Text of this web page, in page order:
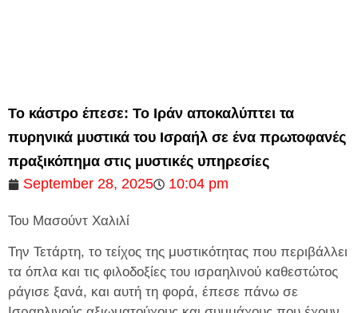
Το κάστρο έπεσε: Το Ιράν αποκαλύπτει τα
πυρηνικά μυστικά του Ισραήλ σε ένα πρωτοφανές
πραξικόπημα στις μυστικές υπηρεσίες
September 28, 2025
10:04 pm
Του Μασούντ Χαλιλί
Την Τετάρτη, το τείχος της μυστικότητας που περιβάλλει
τα όπλα και τις φιλοδοξίες του ισραηλινού καθεστώτος
ράγισε ξανά, και αυτή τη φορά, έπεσε πάνω σε